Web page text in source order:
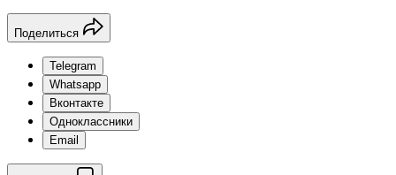
Поделиться
Telegram
Whatsapp
Вконтакте
Одноклассники
Email